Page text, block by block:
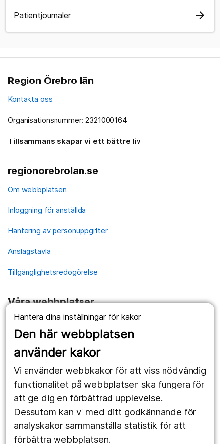
Hantera dina inställningar för kakor
Den här webbplatsen
använder kakor
Vi använder webbkakor för att viss nödvändig
funktionalitet på webbplatsen ska fungera för
att ge dig en förbättrad upplevelse.
Dessutom kan vi med ditt godkännande för
analyskakor sammanställa statistik för att
förbättra webbplatsen.
Patientjournaler arrow_forward
Region Örebro län
Kontakta oss
Organisationsnummer: 2321000164
Tillsammans skapar vi ett bättre liv
regionorebrolan.se
Om webbplatsen
Inloggning för anställda
Hantering av personuppgifter
Anslagstavla
Tillgänglighetsredogörelse
Våra webbplatser
1177.se
Länstrafiken
Utveckling
Följ oss
Facebook